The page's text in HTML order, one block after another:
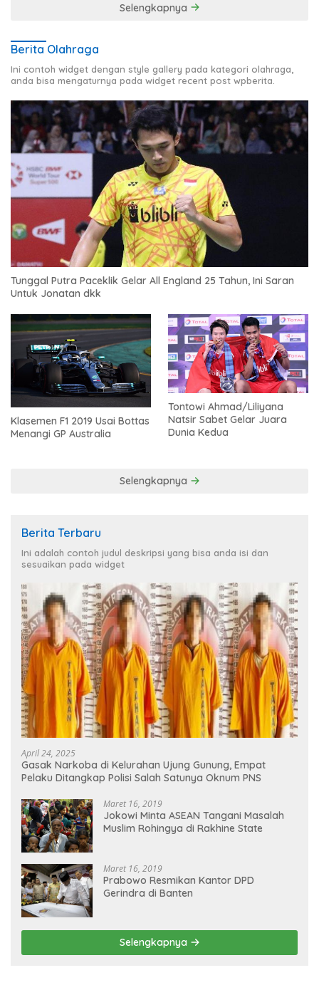
Selengkapnya
Berita Olahraga
Ini contoh widget dengan style gallery pada kategori olahraga,
anda bisa mengaturnya pada widget recent post wpberita.
Tunggal Putra Paceklik Gelar All England 25 Tahun, Ini Saran
Untuk Jonatan dkk
Klasemen F1 2019 Usai Bottas
Menangi GP Australia
Tontowi Ahmad/Liliyana
Natsir Sabet Gelar Juara
Dunia Kedua
Selengkapnya
Berita Terbaru
Ini adalah contoh judul deskripsi yang bisa anda isi dan
sesuaikan pada widget
April 24, 2025
Gasak Narkoba di Kelurahan Ujung Gunung, Empat
Pelaku Ditangkap Polisi Salah Satunya Oknum PNS
Maret 16, 2019
Jokowi Minta ASEAN Tangani Masalah
Muslim Rohingya di Rakhine State
Maret 16, 2019
Prabowo Resmikan Kantor DPD
Gerindra di Banten
Selengkapnya